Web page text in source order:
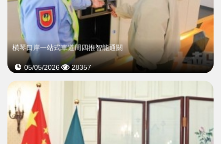
橫琴口岸一站式車道周四推智能通關
05/05/2026 28357